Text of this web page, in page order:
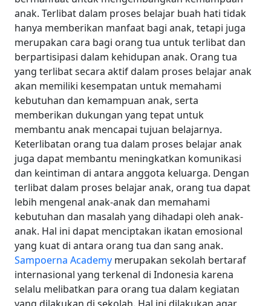
anak. Terlibat dalam proses belajar buah hati tidak
hanya memberikan manfaat bagi anak, tetapi juga
merupakan cara bagi orang tua untuk terlibat dan
berpartisipasi dalam kehidupan anak. Orang tua
yang terlibat secara aktif dalam proses belajar anak
akan memiliki kesempatan untuk memahami
kebutuhan dan kemampuan anak, serta
memberikan dukungan yang tepat untuk
membantu anak mencapai tujuan belajarnya.
Keterlibatan orang tua dalam proses belajar anak
juga dapat membantu meningkatkan komunikasi
dan keintiman di antara anggota keluarga. Dengan
terlibat dalam proses belajar anak, orang tua dapat
lebih mengenal anak-anak dan memahami
kebutuhan dan masalah yang dihadapi oleh anak-
anak. Hal ini dapat menciptakan ikatan emosional
yang kuat di antara orang tua dan sang anak.
Sampoerna Academy merupakan sekolah bertaraf
internasional yang terkenal di Indonesia karena
selalu melibatkan para orang tua dalam kegiatan